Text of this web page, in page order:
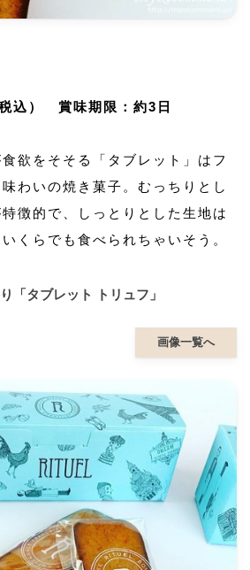
込） 賞味期限：約3日
欲をそそる「タブレット」はフ
わいの焼き菓子。むっちりとし
徴的で、しっとりとした生地は
くらでも食べられちゃいそう。
「タブレット トリュフ」
画像一覧へ